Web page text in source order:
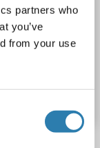
partners who
you’ve
from your use